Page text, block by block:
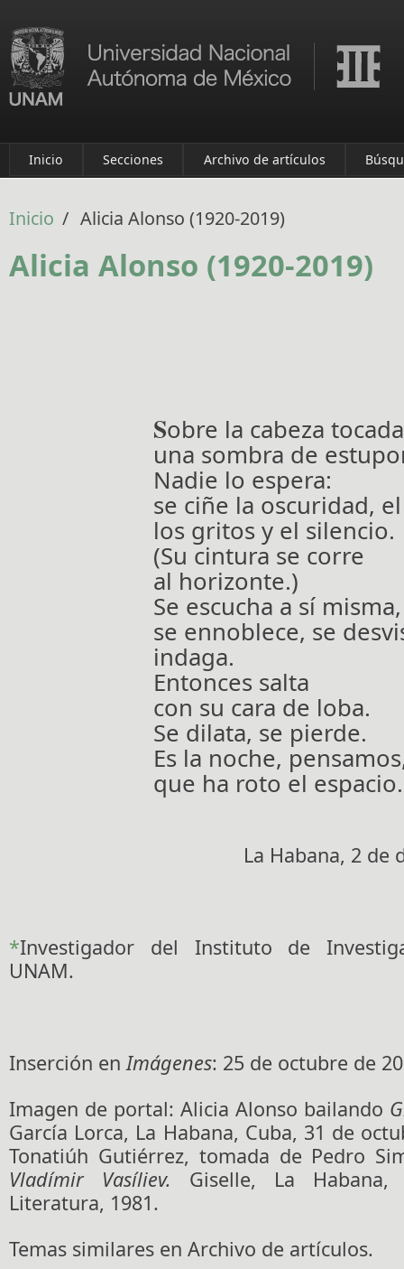
Inicio Secciones Archivo de artículos
Inicio / Alicia Alonso (1920-2019)
Alicia Alonso (1920-2019)
Sobre la cabeza tocada
una sombra de
Nadie lo espera:
se ciñe la oscuridad,
los gritos y el silencio.
(Su cintura se corre
al horizonte.)
Se escucha a sí misma,
se ennoblece, se
indaga.
Entonces salta
con su cara de loba.
Se dilata, se pierde.
Es la noche,
que ha roto el espacio.
La Habana, 2 de
*Investigador del Instituto de
UNAM.
Inserción enImágenes: 25 de octubre de
Imagen de portal: Alicia Alonso bailando
García Lorca, La Habana, Cuba, 31 de
Tonatiúh Gutiérrez, tomada de Pedro
Vladímir Vasíliev. Giselle, La
Literatura, 1981.
Temas similares en Archivo de artículos.